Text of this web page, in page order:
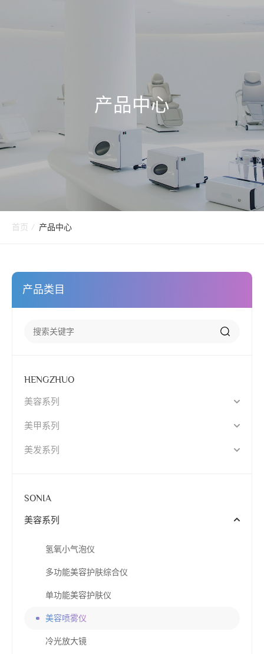
产品中心
首页 / 产品中心
产品类目
HENGZHUO
美容系列
美甲系列
美发系列
SONIA
美容系列
氢氧小气泡仪
多功能美容护肤综合仪
单功能美容护肤仪
美容喷雾仪
冷光放大镜